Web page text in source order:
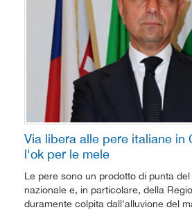
Via libera alle pere italiane in
l'ok per le mele
Le pere sono un prodotto di punta
nazionale e, in particolare, della
duramente colpita dall'alluvione del